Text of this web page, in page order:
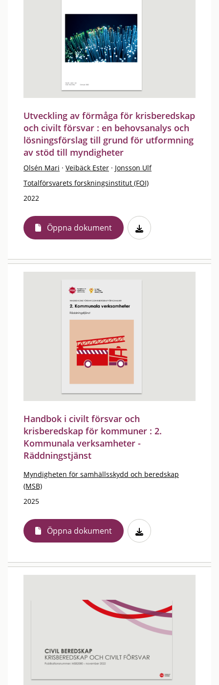
Utveckling av förmåga för krisberedskap
och civilt försvar : en behovsanalys och
lösningsförslag till grund för utformning
av stöd till myndigheter
Olsén Mari · Veibäck Ester · Jonsson Ulf
Totalförsvarets forskningsinstitut (FOI)
2022
Öppna dokument
Handbok i civilt försvar och
krisberedskap för kommuner : 2.
Kommunala verksamheter -
Räddningstjänst
Myndigheten för samhällsskydd och beredskap
(MSB)
2025
Öppna dokument